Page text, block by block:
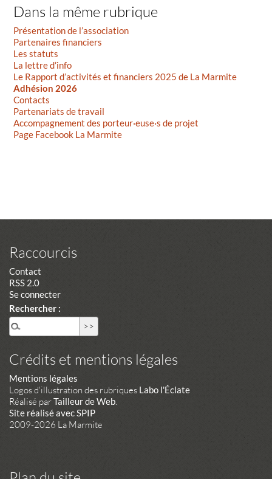
Dans la même rubrique
Présentation de l’association
Partenaires financiers
Les statuts
La lettre d’info
Le Rapport d’activités et financiers 2025 de La Marmite
Adhésion 2026
Contacts
Partenariats de travail
Accompagnement des porteur·euse·s de projet
Page Facebook La Marmite
Raccourcis
Contact
RSS 2.0
Se connecter
Rechercher :
Crédits et mentions légales
Mentions légales
Logos d'illustration des rubriques Labo l'Éclate
Réalisé parTailleur de Web.
Site réalisé avec SPIP
2009-2026 La Marmite